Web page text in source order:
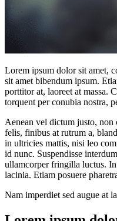
Lorem ipsum dolor sit amet, consectetur adipiscing elit. Suspendisse
sit amet bibendum ipsum.
porttitor at, laoreet at massa.
torquent per conubia nostra,
Aenean vel dictum justo, non
felis, finibus at rutrum a,
in ultricies mattis, nisi leo
id nunc. Suspendisse
ullamcorper fringilla luctus.
lacinia. Etiam posuere
Nam imperdiet sed augue at